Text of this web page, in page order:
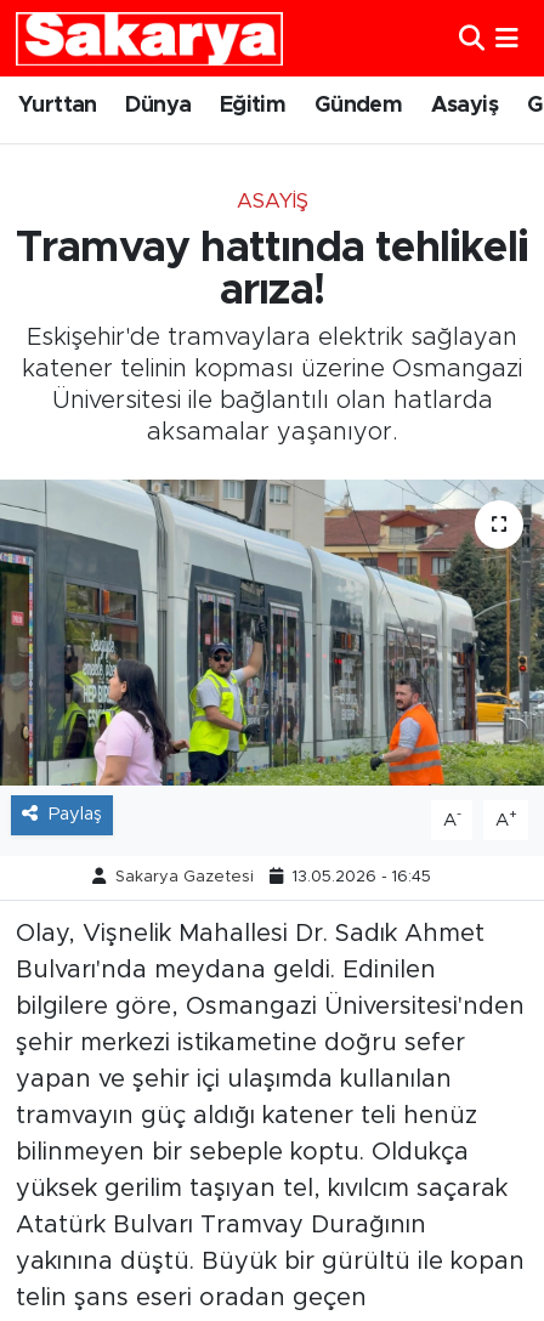
Yurttan Dünya Eğitim Gündem Asayiş
ASAYIŞ
Tramvay hattında tehlikeli
arıza!
Eskişehir'de tramvaylara elektrik sağlayan
katener telinin kopması üzerine Osmangazi
Üniversitesi ile bağlantılı olan hatlarda
aksamalar yaşanıyor.
Paylaş A- A+
Sakarya Gazetesi 13.05.2026 - 16:45
Olay, Vişnelik Mahallesi Dr. Sadık Ahmet
Bulvarı'nda meydana geldi. Edinilen
bilgilere göre, Osmangazi Üniversitesi'nden
şehir merkezi istikametine doğru sefer
yapan ve şehir içi ulaşımda kullanılan
tramvayın güç aldığı katener teli henüz
bilinmeyen bir sebeple koptu. Oldukça
yüksek gerilim taşıyan tel, kıvılcım saçarak
Atatürk Bulvarı Tramvay Durağının
yakınına düştü. Büyük bir gürültü ile kopan
telin şans eseri oradan geçen
Yurttan
Eskişehirspor
Spor
Kültür Sanat
Tarihçe
Resmi İlanlar
Söyleşi
Foto Şaka
Teknoloji
Politika
Eskişehir Nöbetçi Eczaneler
Eskişehir Namaz Vakitleri
Eskişehir Trafik Yoğunluk Haritası
Süper Lig Puan Durumu ve Fikstür
Tüm Manşetler
Haber Arşivi